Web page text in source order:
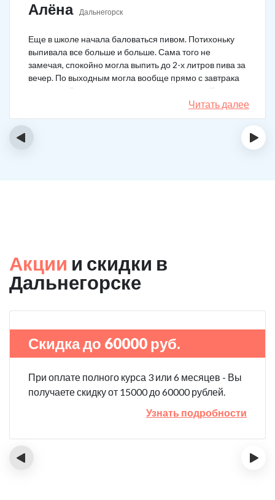
Алёна Дальнегорск
Еще в школе начала баловаться пивом. Потихоньку
выпивала все больше и больше. Сама того не
замечая, спокойно могла выпить до 2-х литров пива за
вечер. По выходным могла вообще прямо с завтрака
выпивать. В клинику решила позвонить сама. Прошла
курс и уже год не принимаю алкоголь вообще никакой.
Читать далее
‹ ›
Акции и скидки в
Дальнегорске
Скидка до 60000 руб.
При оплате полного курса 3 или 6 месяцев - Вы
получаете скидку от 15000 до 60000 рублей.
Узнать подробности
‹ ›